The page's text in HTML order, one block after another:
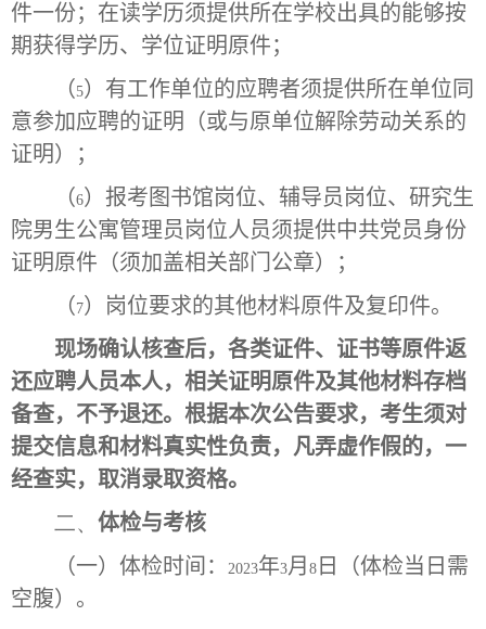
件一份；在读学历须提供所在学校出具的能够按
期获得学历、学位证明原件；
（5）有工作单位的应聘者须提供所在单位同
意参加应聘的证明（或与原单位解除劳动关系的
证明）；
（6）报考图书馆岗位、辅导员岗位、研究生
院男生公寓管理员岗位人员须提供中共党员身份
证明原件（须加盖相关部门公章）；
（ 7）岗位要求的其他材料原件及复印件。
现场确认核查后，各类证件、证书等原件返
还应聘人员本人，相关证明原件及其他材料存档
备查，不予退还。根据本次公告要求，考生须对
提交信息和材料真实性负责，凡弄虚作假的，一
经查实，取消录取资格。
二、体检与考核
（一）体检时间：
2023年3月 8 日（体检当日需
空腹）。